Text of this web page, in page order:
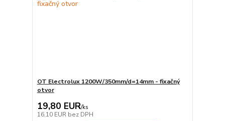
OT Electrolux 1200W/350mm/d=14mm - fixačný
otvor
19,80 EUR/ks
16,10 EUR bez DPH